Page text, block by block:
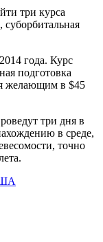
три курса
года. Курс
подготовка
желающим в $45
три дня в
в среде,
точно